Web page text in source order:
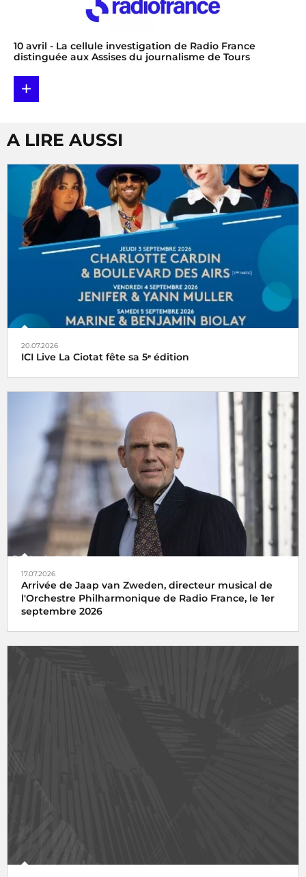
10 avril - La cellule investigation de Radio France
distinguée aux Assises du journalisme de Tours
+
A LIRE AUSSI
20.07.2026
ICI Live La Ciotat fête sa 5ᵉ édition
17.07.2026
Arrivée de Jaap van Zweden, directeur musical de
l'Orchestre Philharmonique de Radio France, le 1er
septembre 2026